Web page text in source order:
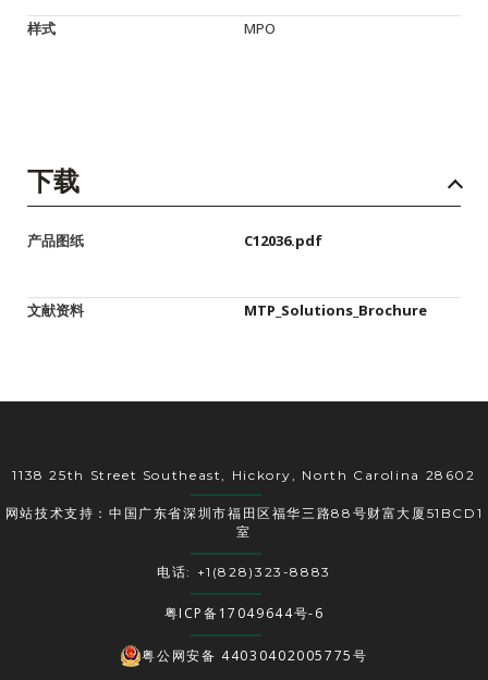
样式 MPO
下载
产品图纸 C12036.pdf
文献资料 MTP_Solutions_Brochure
1138 25th Street Southeast, Hickory, North Carolina 28602
网站技术支持：中国广东省深圳市福田区福华三路88号财富大厦51BCD1
室
电话: +1(828)323-8883
粤ICP备17049644号-6
粤公网安备 44030402005775号